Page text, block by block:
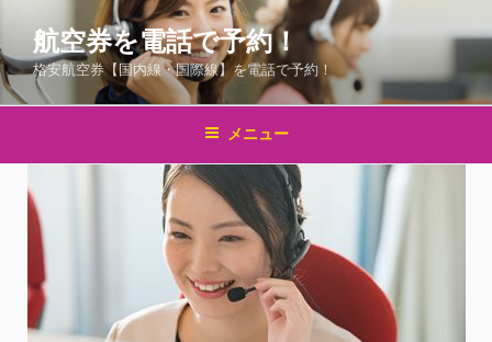
テ
ン
ス
航空券を電話で予約！
格安航空券【国内線・国際線】を電話で予約！
メニュー